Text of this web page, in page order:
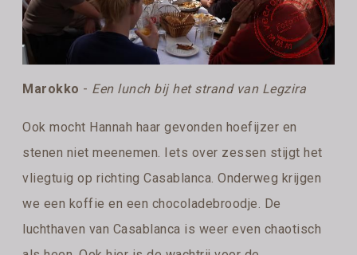
Marokko - Een lunch bij het strand van Legzira
Ook mocht Hannah haar gevonden hoefijzer en
stenen niet meenemen. Iets over zessen stijgt het
vliegtuig op richting Casablanca. Onderweg krijgen
we een koffie en een chocoladebroodje. De
luchthaven van Casablanca is weer even chaotisch